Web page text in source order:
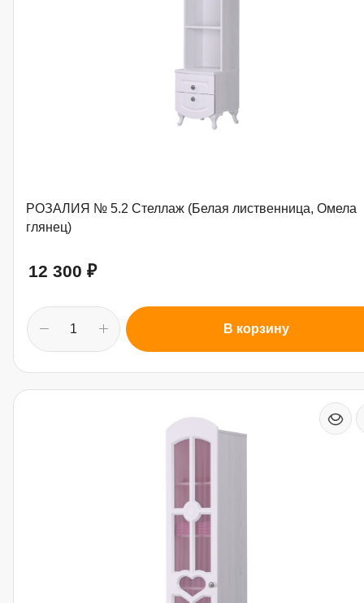
РОЗАЛИЯ № 5.2 Стеллаж (Белая лиственница, Омела
глянец)
12 300 ₽
В корзину